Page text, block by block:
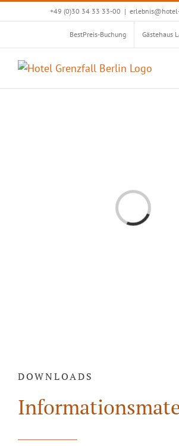
Inhalt
+49 (0)30 34 33 33-00 |
BestPreis-Buchung Gästehaus
Loading...
DOWNLOADS